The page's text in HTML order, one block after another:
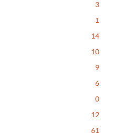
3
1
14
10
9
6
0
12
61